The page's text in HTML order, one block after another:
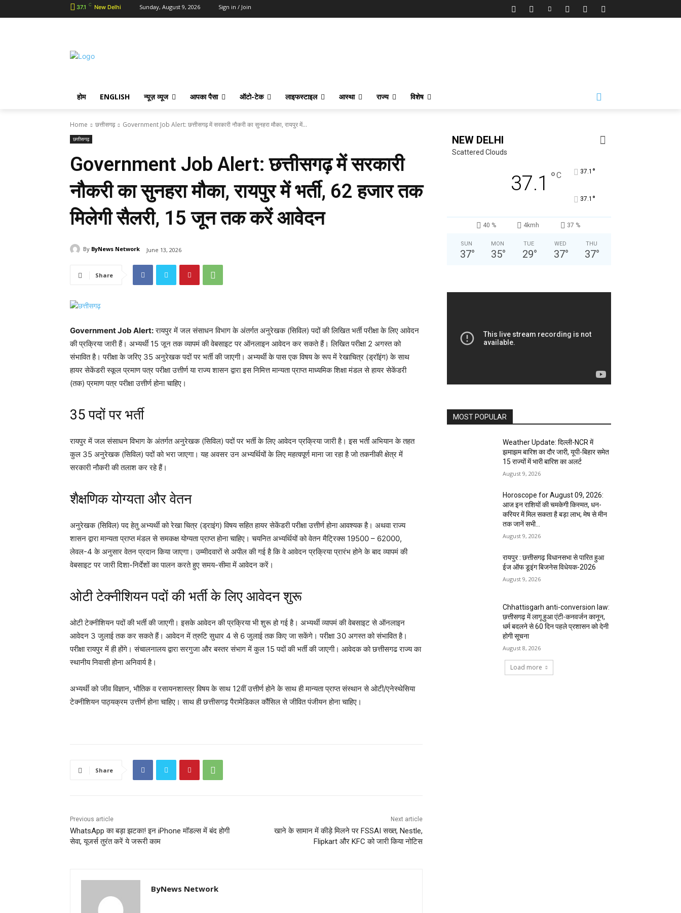
37.1 C New Delhi Sunday, August 9, 2026 Sign in / Join
होम ENGLISH न्यूज़ व्यूज आपका पैसा ऑटो-टेक लाइफस्टाइल आस्था राज्य विशेष
Home छत्तीसगढ़ Government Job Alert: छत्तीसगढ़ में सरकारी नौकरी का सुनहरा मौका, रायपुर में...
छत्तीसगढ़
Government Job Alert: छत्तीसगढ़ में सरकारी
नौकरी का सुनहरा मौका, रायपुर में भर्ती, 62 हजार तक
मिलेगी सैलरी, 15 जून तक करें आवेदन
By ByNews Network June 13, 2026
Share
Government Job Alert:रायपुर में जल संसाधन विभाग के अंतर्गत अनुरेखक (सिविल) पदों की लिखित भर्ती परीक्षा के लिए आवेदन
की प्रक्रिया जारी हैं। अभ्यर्थी 15 जून तक व्यापमं की वेबसाइट पर ऑनलाइन आवेदन कर सकते हैं। लिखित परीक्षा 2 अगस्त को
संभावित है। परीक्षा के जरिए 35 अनुरेखक पदों पर भर्ती की जाएगी। अभ्यर्थी के पास एक विषय के रूप में रेखाचित्र (ड्राॅइंग) के साथ
हायर सेकेंडरी स्कूल प्रमाण पत्र परीक्षा उत्तीर्ण या राज्य शासन द्वारा इस निमित्त मान्यता प्राप्त माध्यमिक शिक्षा मंडल से हायर सेकेंडरी
(तक) प्रमाण पत्र परीक्षा उत्तीर्ण होना चाहिए।
35 पदों पर भर्ती
रायपुर में जल संसाधन विभाग के अंतर्गत अनुरेखक (सिविल) पदों पर भर्ती के लिए आवेदन प्रक्रिया जारी है। इस भर्ती अभियान के तहत
कुल 35 अनुरेखक (सिविल) पदों को भरा जाएगा। यह अवसर उन अभ्यर्थियों के लिए महत्वपूर्ण माना जा रहा है जो तकनीकी क्षेत्र में
सरकारी नौकरी की तलाश कर रहे हैं।
शैक्षणिक योग्यता और वेतन
अनुरेखक (सिविल) पद हेतु अभ्यर्थी को रेखा चित्र (ड्राइंग) विषय सहित हायर सेकेंडरी परीक्षा उत्तीर्ण होना आवश्यक है। अथवा राज्य
शासन द्वारा मान्यता प्राप्त मंडल से समकक्ष योग्यता प्राप्त होना चाहिए। चयनित अभ्यर्थियों को वेतन मैट्रिक्स 19500 – 62000,
लेवल-4 के अनुसार वेतन प्रदान किया जाएगा। उम्मीदवारों से अपील की गई है कि वे आवेदन प्रक्रिया प्रारंभ होने के बाद व्यापमं की
वेबसाइट पर जारी दिशा-निर्देशों का पालन करते हुए समय-सीमा में आवेदन करें।
ओटी टेक्नीशियन पदों की भर्ती के लिए आवेदन शुरू
ओटी टेक्नीशियन पदों की भर्ती की जाएगी। इसके आवेदन की प्रक्रिया भी शुरू हो गई है। अभ्यर्थी व्यापमं की वेबसाइट से ऑनलाइन
आवेदन 3 जुलाई तक कर सकते हैं। आवेदन में त्रुटि सुधार 4 से 6 जुलाई तक किए जा सकेंगे। परीक्षा 30 अगस्त को संभावित है।
परीक्षा रायपुर में ही होंगे। संचालनालय द्वारा सरगुजा और बस्तर संभाग में कुल 15 पदों की भर्ती की जाएगी। आवेदक को छत्तीसगढ राज्य का
स्थानीय निवासी होना अनिवार्य है।
अभ्यर्थी को जीव विज्ञान, भौतिक व रसायनशास्त्र विषय के साथ 12वीं उत्तीर्ण होने के साथ ही मान्यता प्राप्त संस्थान से ओटी/एनेस्थेसिया
टेक्नीशियन पाठ्यक्रम उत्तीर्ण होना चाहिए। साथ ही छत्तीसगढ़ पैरामेडिकल कौंसिल से जीवित पंजीयन होना चाहिए।
Share
Previous article
WhatsApp का बड़ा झटका! इन iPhone मॉडल्स में बंद होगी
सेवा, यूजर्स तुरंत करें ये जरूरी काम
Next article
खाने के सामान में कीड़े मिलने पर FSSAI सख्त, Nestle,
Flipkart और KFC को जारी किया नोटिस
ByNews Network
NEW DELHI
Scattered Clouds
37.1 °C 37.1 °
37.1 °
40 % 4kmh 37 %
SUN
37°
MON
35°
TUE
29°
WED
37°
THU
37°
MOST POPULAR
Weather Update: दिल्ली-NCR में
झमाझम बारिश का दौर जारी, यूपी-बिहार समेत
15 राज्यों में भारी बारिश का अलर्ट
August 9, 2026
Horoscope for August 09, 2026:
आज इन राशियों की चमकेगी किस्मत, धन-
करियर में मिल सकता है बड़ा लाभ; मेष से मीन
तक जानें सभी...
August 9, 2026
रायपुर : छत्तीसगढ़ विधानसभा से पारित हुआ
ईज ऑफ डूइंग बिजनेस विधेयक-2026
August 9, 2026
Chhattisgarh anti-conversion law:
छत्तीसगढ़ में लागू हुआ एंटी-कनवर्जन कानून,
धर्म बदलने से 60 दिन पहले प्रशासन को देनी
होगी सूचना
August 8, 2026
Load more